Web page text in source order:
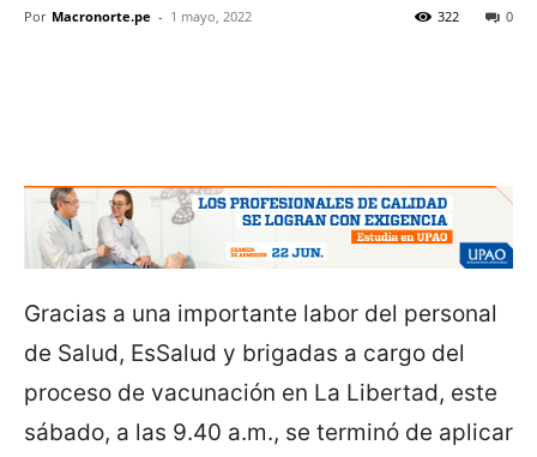
Por Macronorte.pe - 1 mayo, 2022 0
322
Gracias a una importante labor del personal
de Salud, EsSalud y brigadas a cargo del
proceso de vacunación en La Libertad, este
sábado, a las 9.40 a.m., se terminó de aplicar